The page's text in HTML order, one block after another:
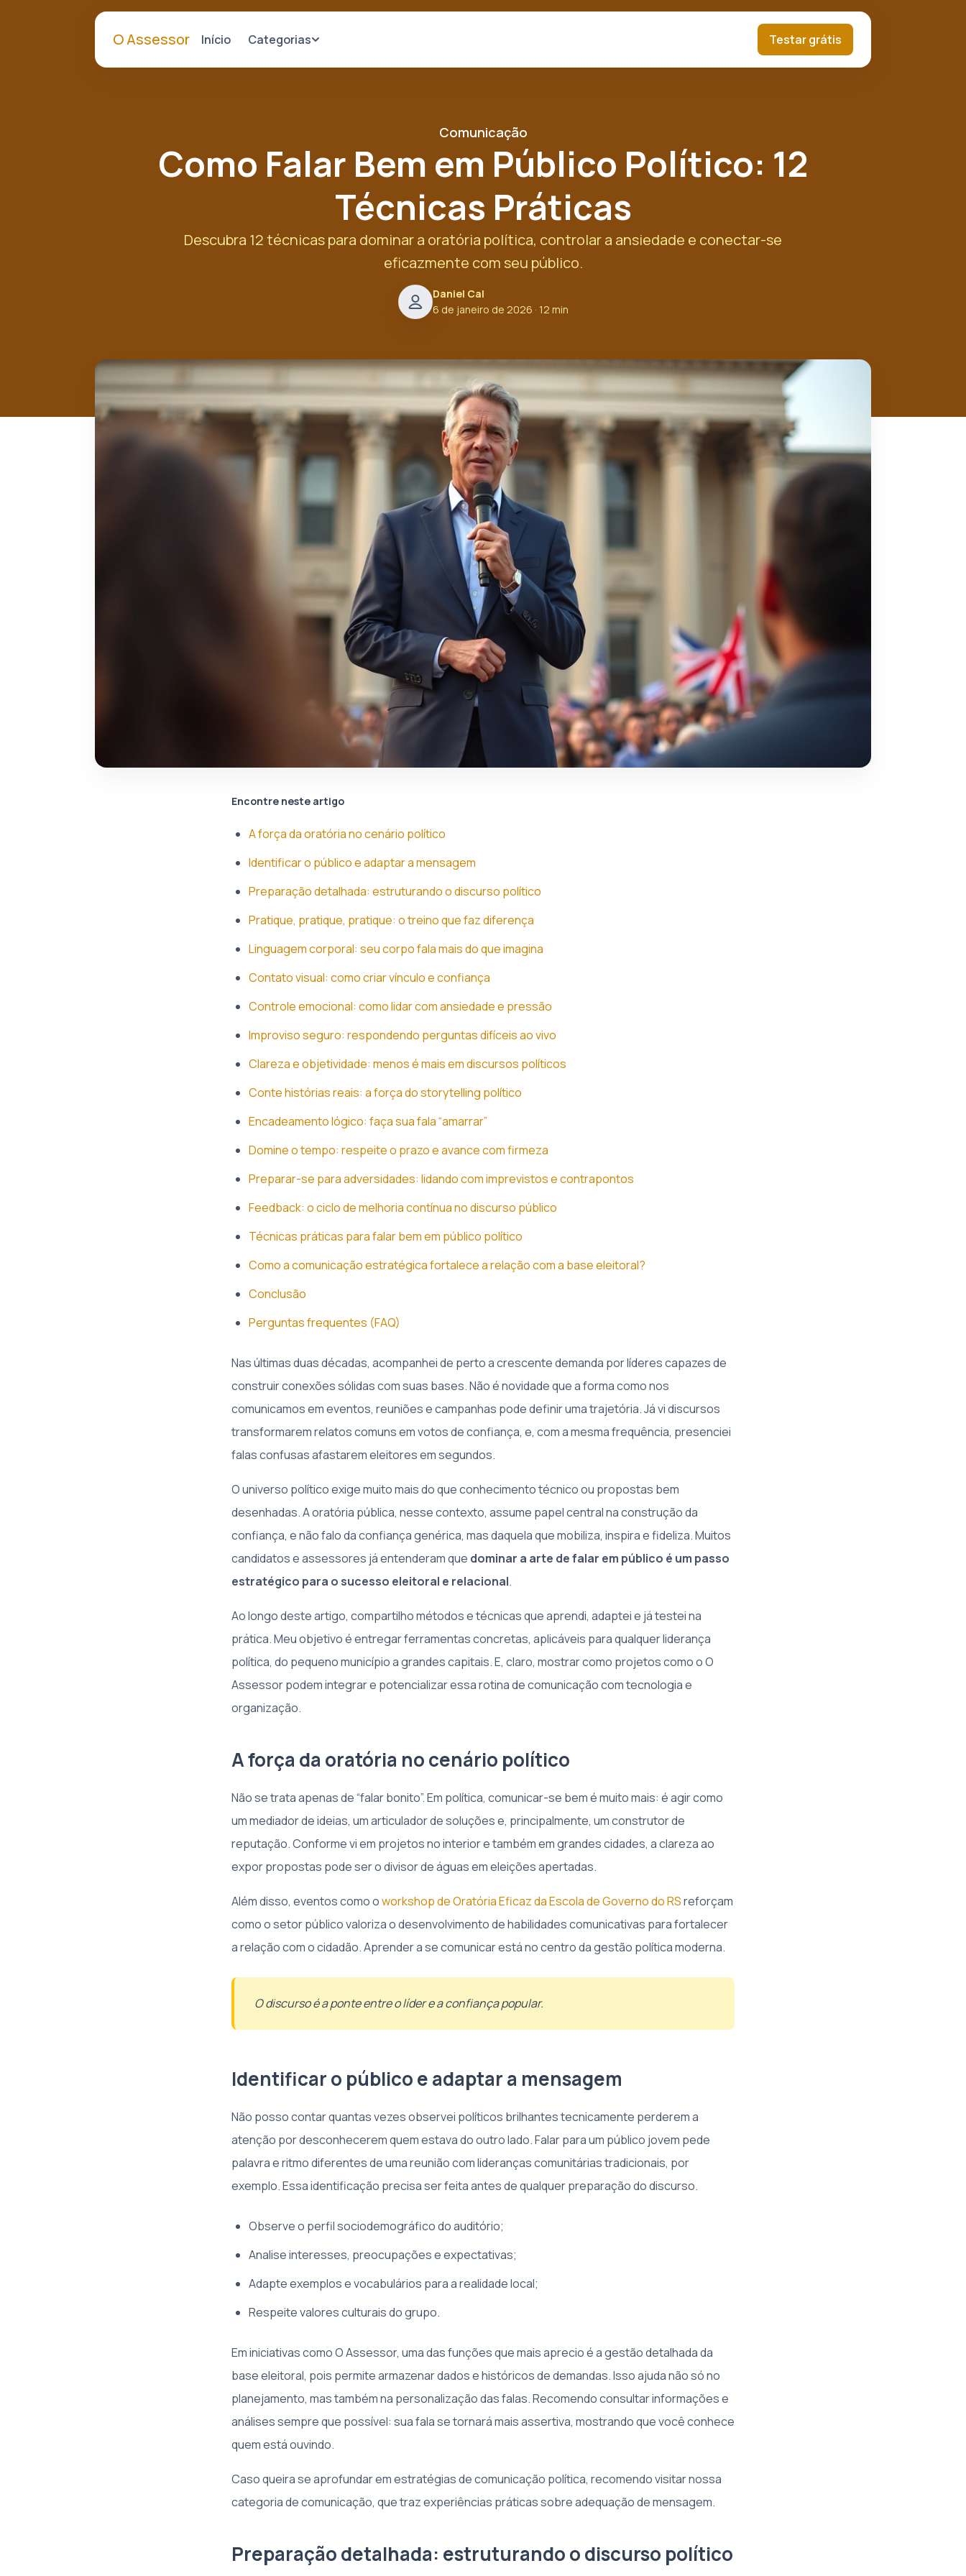
O Assessor Início Categorias Testar grátis
Comunicação
Como Falar Bem em Público Político: 12
Técnicas Práticas
Descubra 12 técnicas para dominar a oratória política, controlar a ansiedade e conectar-se
eficazmente com seu público.
Daniel Cal
6 de janeiro de 2026 · 12 min
Encontre neste artigo
A força da oratória no cenário político
Identificar o público e adaptar a mensagem
Preparação detalhada: estruturando o discurso político
Pratique, pratique, pratique: o treino que faz diferença
Linguagem corporal: seu corpo fala mais do que imagina
Contato visual: como criar vínculo e confiança
Controle emocional: como lidar com ansiedade e pressão
Improviso seguro: respondendo perguntas difíceis ao vivo
Clareza e objetividade: menos é mais em discursos políticos
Conte histórias reais: a força do storytelling político
Encadeamento lógico: faça sua fala “amarrar”
Domine o tempo: respeite o prazo e avance com firmeza
Preparar-se para adversidades: lidando com imprevistos e contrapontos
Feedback: o ciclo de melhoria contínua no discurso público
Técnicas práticas para falar bem em público político
Como a comunicação estratégica fortalece a relação com a base eleitoral?
Conclusão
Perguntas frequentes (FAQ)
Nas últimas duas décadas, acompanhei de perto a crescente demanda por líderes capazes de
construir conexões sólidas com suas bases. Não é novidade que a forma como nos
comunicamos em eventos, reuniões e campanhas pode definir uma trajetória. Já vi discursos
transformarem relatos comuns em votos de confiança, e, com a mesma frequência, presenciei
falas confusas afastarem eleitores em segundos.
O universo político exige muito mais do que conhecimento técnico ou propostas bem
desenhadas. A oratória pública, nesse contexto, assume papel central na construção da
confiança, e não falo da confiança genérica, mas daquela que mobiliza, inspira e fideliza. Muitos
candidatos e assessores já entenderam que dominar a arte de falar em público é um passo
estratégico para o sucesso eleitoral e relacional.
Ao longo deste artigo, compartilho métodos e técnicas que aprendi, adaptei e já testei na
prática. Meu objetivo é entregar ferramentas concretas, aplicáveis para qualquer liderança
política, do pequeno município a grandes capitais. E, claro, mostrar como projetos como o O
Assessor podem integrar e potencializar essa rotina de comunicação com tecnologia e
organização.
A força da oratória no cenário político
Não se trata apenas de “falar bonito”. Em política, comunicar-se bem é muito mais: é agir como
um mediador de ideias, um articulador de soluções e, principalmente, um construtor de
reputação. Conforme vi em projetos no interior e também em grandes cidades, a clareza ao
expor propostas pode ser o divisor de águas em eleições apertadas.
Além disso, eventos como oworkshop de Oratória Eficaz da Escola de Governo do RSreforçam
como o setor público valoriza o desenvolvimento de habilidades comunicativas para fortalecer
a relação com o cidadão. Aprender a se comunicar está no centro da gestão política moderna.
O discurso é a ponte entre o líder e a confiança popular.
Identificar o público e adaptar a mensagem
Não posso contar quantas vezes observei políticos brilhantes tecnicamente perderem a
atenção por desconhecerem quem estava do outro lado. Falar para um público jovem pede
palavra e ritmo diferentes de uma reunião com lideranças comunitárias tradicionais, por
exemplo. Essa identificação precisa ser feita antes de qualquer preparação do discurso.
Observe o perfil sociodemográfico do auditório;
Analise interesses, preocupações e expectativas;
Adapte exemplos e vocabulários para a realidade local;
Respeite valores culturais do grupo.
Em iniciativas como O Assessor, uma das funções que mais aprecio é a gestão detalhada da
base eleitoral, pois permite armazenar dados e históricos de demandas. Isso ajuda não só no
planejamento, mas também na personalização das falas. Recomendo consultar informações e
análises sempre que possível: sua fala se tornará mais assertiva, mostrando que você conhece
quem está ouvindo.
Caso queira se aprofundar em estratégias de comunicação política, recomendo visitar nossa
categoria de comunicação, que traz experiências práticas sobre adequação de mensagem.
Preparação detalhada: estruturando o discurso político